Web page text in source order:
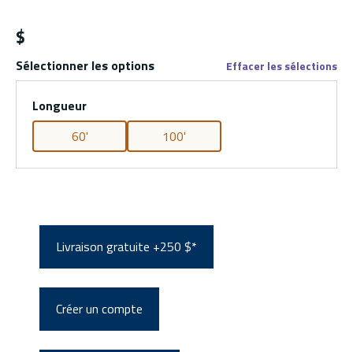
$
Sélectionner les options Effacer les sélections
Longueur
60'
100'
Livraison gratuite +250 $*
Créer un compte